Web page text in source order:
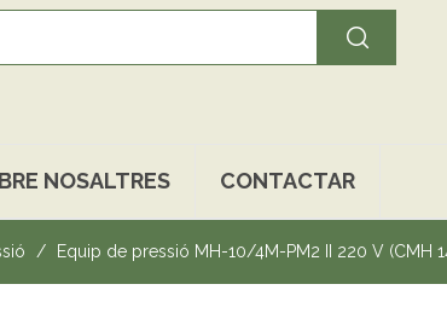
NOSALTRES CONTACTAR
Equip de pressió MH-10/4M-PM2 II 220 V (CMH